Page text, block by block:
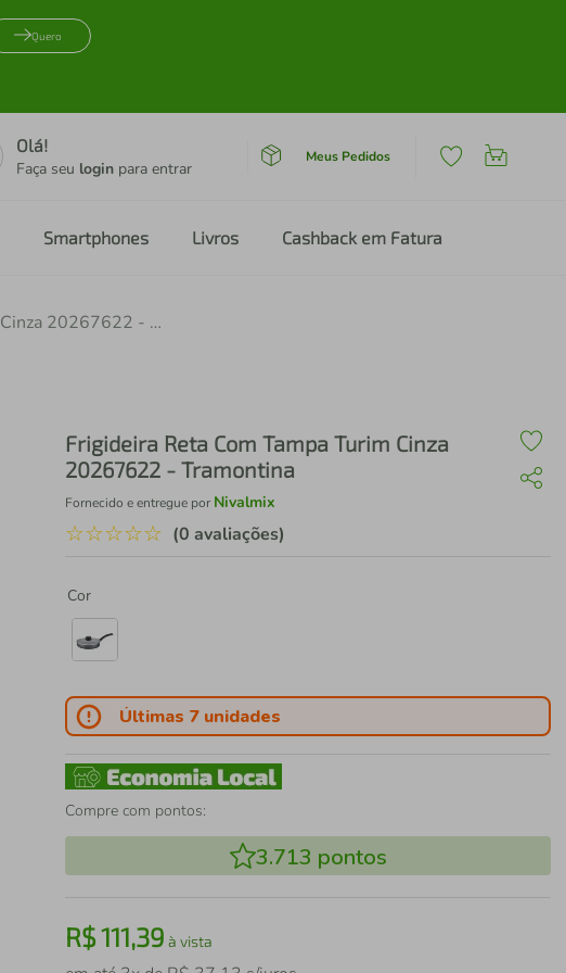
Quero
Olá!
Faça seu login para entrar
Meus Pedidos
Smartphones Livros Cashback em Fatura
Frigideira Reta Com Tampa Turim Cinza 20267622 - Tramontina
Frigideira Reta Com Tampa Turim Cinza
20267622 - Tramontina
Fornecido e entregue por Nivalmix
☆☆☆☆☆ (0 avaliações)
Cor
Últimas 7 unidades
Compre com pontos:
3.713 pontos
R$111,39 à vista